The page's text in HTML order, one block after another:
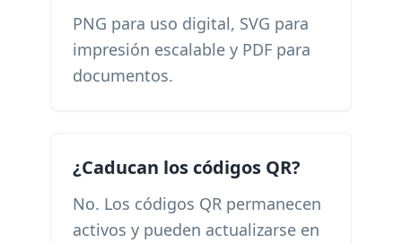
PNG para uso digital, SVG para
impresión escalable y PDF para
documentos.
¿Caducan los códigos QR?
No. Los códigos QR permanecen
activos y pueden actualizarse en